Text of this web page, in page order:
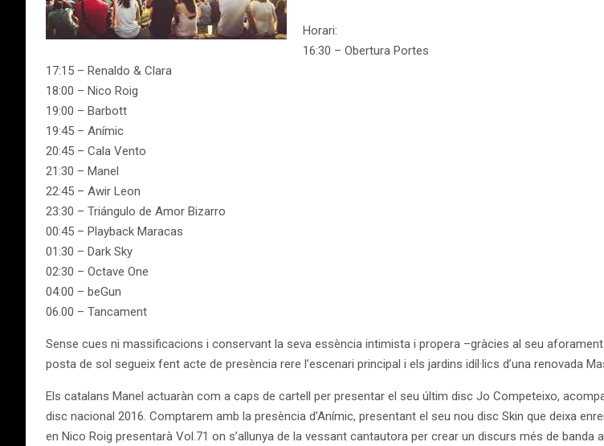
Horari:
16:30 – Obertura Portes
17:15 – Renaldo & Clara
18:00 – Nico Roig
19:00 – Barbott
19:45 – Anímic
20:45 – Cala Vento
21:30 – Manel
22:45 – Awir Leon
23:30 – Triángulo de Amor Bizarro
00:45 – Playback Maracas
01:30 – Dark Sky
02:30 – Octave One
04:00 – beGun
06.00 – Tancament
Sense cues ni massificacions i conservant la seva essència intimista i propera –gràcies al seu
posta de sol segueix fent acte de presència rere l’escenari principal i els jardins idíl·lics d’una renovada
Els catalans Manel actuaràn com a caps de cartell per presentar el seu últim disc Jo Competeixo,
disc nacional 2016. Comptarem amb la presència d’Anímic, presentant el seu nou disc Skin que deixa
en Nico Roig presentarà Vol.71 on s’allunya de la vessant cantautora per crear un discurs més de